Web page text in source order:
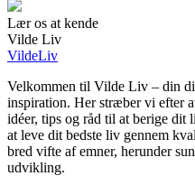
Lær os at kende
Vilde Liv
VildeLiv
Velkommen til Vilde Liv – din
inspiration. Her stræber vi efter
idéer, tips og råd til at berige dit
at leve dit bedste liv gennem
bred vifte af emner, herunder
udvikling.